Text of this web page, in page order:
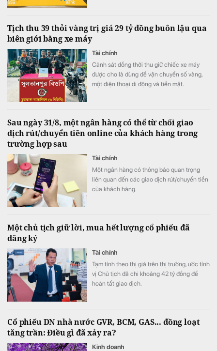
có khả năng mất vốn (nợ nhóm 5) tiếp tục
tăng gần 20%, lên sát 3.900 tỷ đồng.
Tịch thu 39 thỏi vàng trị giá 29 tỷ đồng buôn lậu qua
biên giới bằng xe máy
Tài chính
Cảnh sát đồng thời thu giữ chiếc xe máy
được cho là dùng để vận chuyển số vàng,
một điện thoại di động và tiền mặt.
Sau ngày 31/8, một ngân hàng có thể từ chối giao
dịch rút/chuyển tiền online của khách hàng trong
trường hợp sau
Tài chính
Một ngân hàng có thông báo quan trọng
liên quan đến các giao dịch rút/chuyển tiền
của khách hàng.
Một chủ tịch giữ lời, mua hết lượng cổ phiếu đã
đăng ký
Tài chính
Tạm tính theo thị giá trên thị trường, ước tính
vị Chủ tịch đã chi khoảng 42 tỷ đồng để
hoàn tất giao dịch.
Cổ phiếu DN nhà nước GVR, BCM, GAS... đồng loạt
tăng trần: Điều gì đã xảy ra?
Kinh doanh